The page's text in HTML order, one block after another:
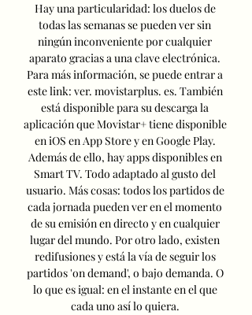
Hay una particularidad: los duelos de
todas las semanas se pueden ver sin
ningún inconveniente por cualquier
aparato gracias a una clave electrónica.
Para más información, se puede entrar a
este link: ver. movistarplus. es. También
está disponible para su descarga la
aplicación que Movistar+ tiene disponible
en iOS en App Store y en Google Play.
Además de ello, hay apps disponibles en
Smart TV. Todo adaptado al gusto del
usuario. Más cosas: todos los partidos de
cada jornada pueden ver en el momento
de su emisión en directo y en cualquier
lugar del mundo. Por otro lado, existen
redifusiones y está la vía de seguir los
partidos 'on demand', o bajo demanda. O
lo que es igual: en el instante en el que
cada uno así lo quiera.